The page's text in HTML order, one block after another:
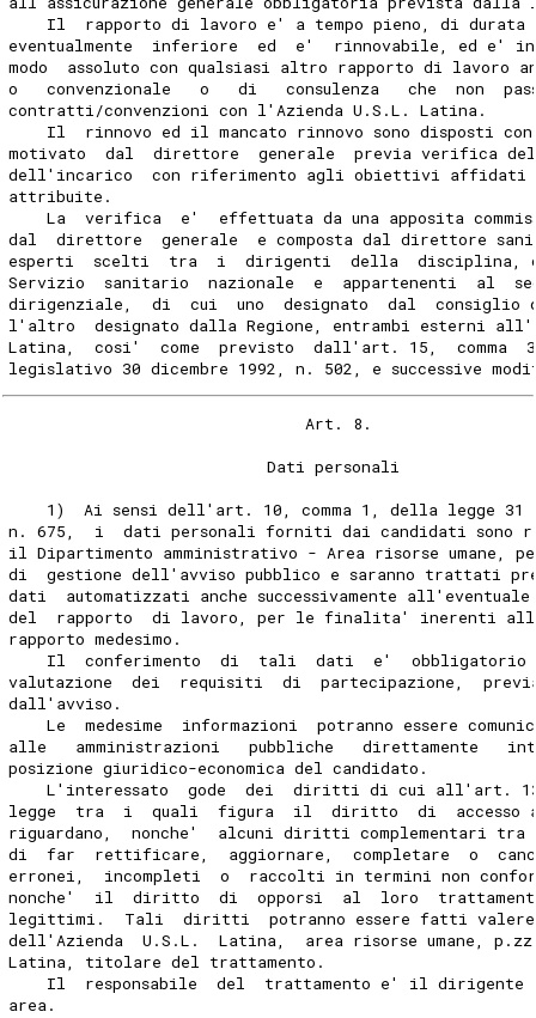
Il  rapporto di lavoro e' a tempo pieno, di durata
eventualmente  inferiore  ed  e'  rinnovabile, ed e'
modo  assoluto con qualsiasi altro rapporto di lavoro
o   convenzionale   o   di   consulenza   che  non
contratti/convenzioni con l'Azienda U.S.L. Latina.
Il  rinnovo ed il mancato rinnovo sono disposti
motivato  dal  direttore  generale  previa verifica
dell'incarico  con riferimento agli obiettivi affidati
attribuite.
La  verifica  e'  effettuata da una apposita
dal  direttore  generale  e composta dal direttore
esperti  scelti  tra  i  dirigenti  della  disciplina,
Servizio  sanitario  nazionale  e  appartenenti  al
dirigenziale,  di  cui  uno  designato  dal  consiglio
l'altro  designato dalla Regione, entrambi esterni
Latina,  cosi'  come  previsto  dall'art. 15,  comma
legislativo 30 dicembre 1992, n. 502, e successive
                               Art. 8.
                           Dati personali
1)  Ai sensi dell'art. 10, comma 1, della legge 31
n. 675,  i  dati personali forniti dai candidati sono
il Dipartimento amministrativo - Area risorse
di  gestione dell'avviso pubblico e saranno trattati
dati  automatizzati anche successivamente
del  rapporto  di lavoro, per le finalita' inerenti
rapporto medesimo.
Il  conferimento  di  tali  dati  e'  obbligatorio
valutazione  dei  requisiti  di  partecipazione,
dall'avviso.
Le  medesime  informazioni  potranno essere
alle   amministrazioni   pubbliche   direttamente
posizione giuridico-economica del candidato.
L'interessato  gode  dei  diritti di cui all'art.
legge  tra  i  quali  figura  il  diritto  di  accesso
riguardano,  nonche'  alcuni diritti complementari
di  far  rettificare,  aggiornare,  completare  o
erronei,  incompleti  o  raccolti in termini non
nonche'  il  diritto  di  opporsi  al  loro
legittimi.  Tali  diritti  potranno essere fatti valere
dell'Azienda  U.S.L.  Latina,  area risorse umane,
Latina, titolare del trattamento.
Il  responsabile  del  trattamento e' il dirigente
area.